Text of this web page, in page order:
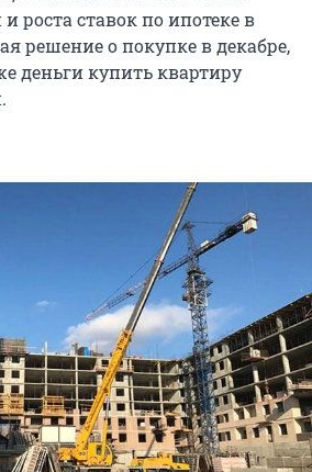
роста ставок по ипотеке в
решение о покупке в декабре,
деньги купить квартиру